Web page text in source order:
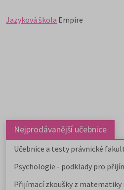
Jazyková škola Empire
Nejprodávanější učebnice
Učebnice a testy právnické
Psychologie - podklady pro
Přijímací zkoušky z matematiky